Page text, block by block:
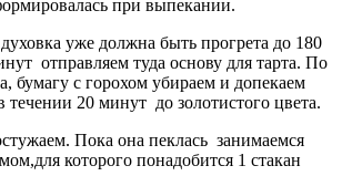
при выпекании.
уже должна быть прогрета до 180
отправляем туда основу для тарта. По
бумагу с горохом убираем и допекаем
течении 20 минут до золотистого цвета.
Пока она пеклась занимаемся
которого понадобится 1 стакан